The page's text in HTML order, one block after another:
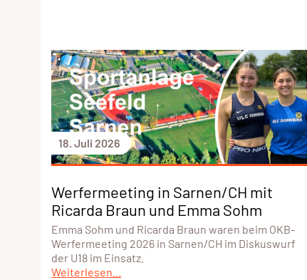
18. Juli 2026
Werfermeeting in Sarnen/CH mit
Ricarda Braun und Emma Sohm
Emma Sohm und Ricarda Braun waren beim OKB-
Werfermeeting 2026 in Sarnen/CH im Diskuswurf
der U18 im Einsatz.
Weiterlesen...